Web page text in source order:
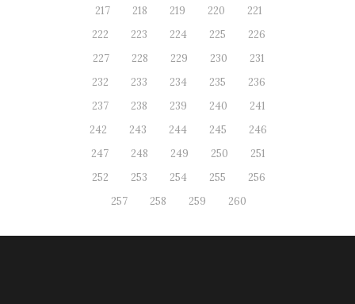
217
218 219 220
221
222
223 224 225
226
227
228 229 230
231
232
233 234 235
236
237
238 239 240
241
242
243 244 245
246
247
248 249 250
251
252
253 254 255
256
257
258 259 260